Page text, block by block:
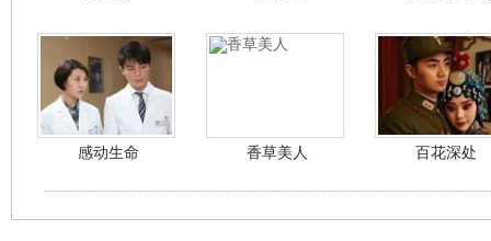
感动生命 香草美人 百花深处